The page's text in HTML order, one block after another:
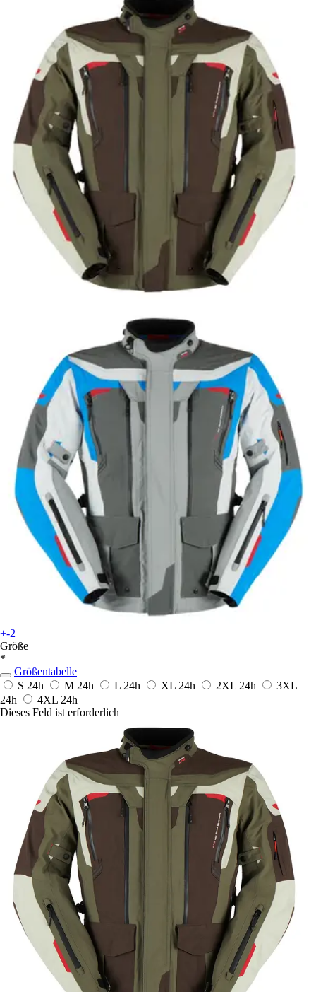
+-2
Größe
*
Größentabelle
S 24h M 24h L 24h XL 24h 2XL 24h
3XL
24h
4XL 24h
Dieses Feld ist erforderlich